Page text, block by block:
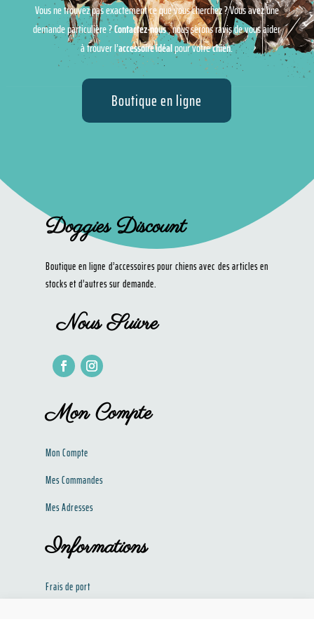
Vous ne trouvez pas exactement ce que vous cherchez ? Vous avez une
demande particulière ?Contactez-nous, nous serons ravis de vous aider
à trouver l’accessoire idéalpour votrechien.
Boutique en ligne
Doggies Discount
Boutique en ligne d’accessoires pour chiens avec des articles en
stocks et d’autres sur demande.
Nous Suivre
Mon Compte
Mon Compte
Mes Commandes
Mes Adresses
Informations
Frais de port